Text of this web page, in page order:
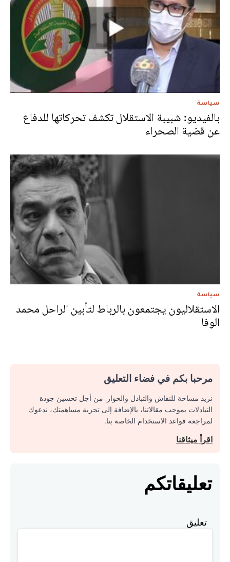
سياسة
بالفيديو: شبيبة الاستقلال تكشف تحركاتها للدفاع
عن قضية الصحراء
سياسة
الاستقلاليون يجتمعون بالرباط لتأبين الراحل محمد
الوفا
مرحبا بكم في فضاء التعليق
نريد مساحة للنقاش والتبادل والحوار. من أجل تحسين جودة
التبادلات بموجب مقالاتنا، بالإضافة إلى تجربة مساهمتك، ندعوك
لمراجعة قواعد الاستخدام الخاصة بنا.
اقرأ ميثاقنا
تعليقاتكم
تعليق